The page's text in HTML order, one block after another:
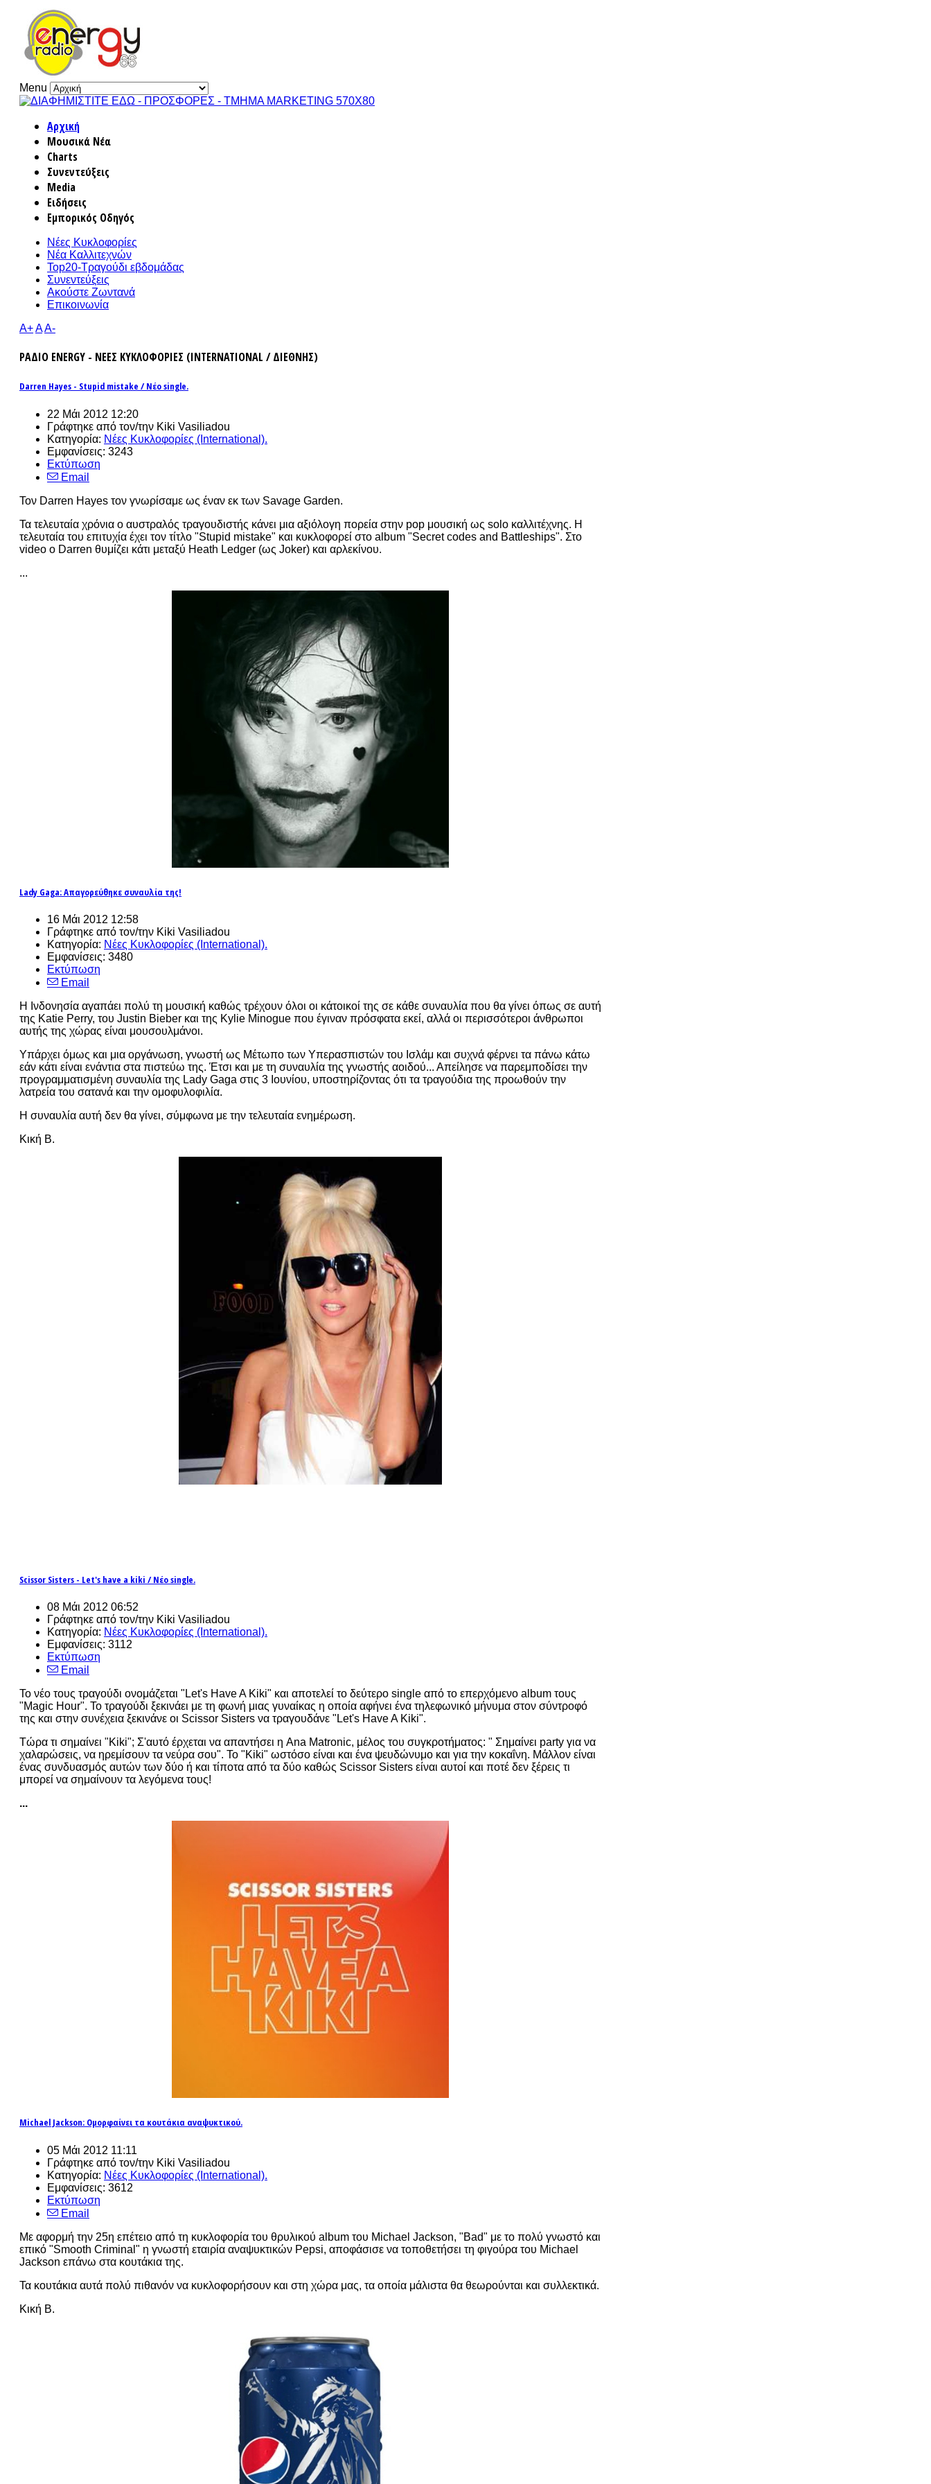
Menu
Αρχική
Μουσικά Νέα
Charts
Συνεντεύξεις
Media
Ειδήσεις
Εμπορικός Οδηγός
Νέες Κυκλοφορίες
Νέα Καλλιτεχνών
Top20-Τραγούδι εβδομάδας
Συνεντεύξεις
Ακούστε Ζωντανά
Επικοινωνία
A+AA-
ΡΑΔΙΟ ENERGY - ΝΕΕΣ ΚΥΚΛΟΦΟΡΙΕΣ (INTERNATIONAL / ΔΙΕΘΝΗΣ)
Darren Hayes - Stupid mistake / Νέο single.
22 Μάι 2012 12:20
Γράφτηκε από τον/την Kiki Vasiliadou
Κατηγορία: Νέες Κυκλοφορίες (International).
Εμφανίσεις: 3243
Εκτύπωση
Email
Τον Darren Hayes τον γνωρίσαμε ως έναν εκ των Savage Garden.
Τα τελευταία χρόνια ο αυστραλός τραγουδιστής κάνει μια αξιόλογη πορεία στην pop μουσική ως solo καλλιτέχνης. Η
τελευταία του επιτυχία έχει τον τίτλο "Stupid mistake" και κυκλοφορεί στο album "Secret codes and Battleships". Στο
video o Darren θυμίζει κάτι μεταξύ Heath Ledger (ως Joker) και αρλεκίνου.
...
Lady Gaga: Απαγορεύθηκε συναυλία της!
16 Μάι 2012 12:58
Γράφτηκε από τον/την Kiki Vasiliadou
Κατηγορία: Νέες Κυκλοφορίες (International).
Εμφανίσεις: 3480
Εκτύπωση
Email
Η Ινδονησία αγαπάει πολύ τη μουσική καθώς τρέχουν όλοι οι κάτοικοί της σε κάθε συναυλία που θα γίνει όπως σε αυτή
της Katie Perry, του Justin Bieber και της Kylie Minogue που έγιναν πρόσφατα εκεί, αλλά οι περισσότεροι άνθρωποι
αυτής της χώρας είναι μουσουλμάνοι.
Υπάρχει όμως και μια οργάνωση, γνωστή ως Μέτωπο των Υπερασπιστών του Ισλάμ και συχνά φέρνει τα πάνω κάτω
εάν κάτι είναι ενάντια στα πιστεύω της. Έτσι και με τη συναυλία της γνωστής αοιδού... Απείλησε να παρεμποδίσει την
προγραμματισμένη συναυλία της Lady Gaga στις 3 Ιουνίου, υποστηρίζοντας ότι τα τραγούδια της προωθούν την
λατρεία του σατανά και την ομοφυλοφιλία.
Η συναυλία αυτή δεν θα γίνει, σύμφωνα με την τελευταία ενημέρωση.
Κική Β.
Scissor Sisters - Let's have a kiki / Νέο single.
08 Μάι 2012 06:52
Γράφτηκε από τον/την Kiki Vasiliadou
Κατηγορία: Νέες Κυκλοφορίες (International).
Εμφανίσεις: 3112
Εκτύπωση
Email
Το νέο τους τραγούδι ονομάζεται "Let's Have A Kiki" και αποτελεί το δεύτερο single από το επερχόμενο album τους
"Magic Hour". Το τραγούδι ξεκινάει με τη φωνή μιας γυναίκας η οποία αφήνει ένα τηλεφωνικό μήνυμα στον σύντροφό
της και στην συνέχεια ξεκινάνε οι Scissor Sisters να τραγουδάνε "Let's Have A Kiki".
Τώρα τι σημαίνει "Kiki"; Σ'αυτό έρχεται να απαντήσει η Ana Matronic, μέλος του συγκροτήματος: " Σημαίνει party για να
χαλαρώσεις, να ηρεμίσουν τα νεύρα σου". Το "Kiki" ωστόσο είναι και ένα ψευδώνυμο και για την κοκαΐνη. Μάλλον είναι
ένας συνδυασμός αυτών των δύο ή και τίποτα από τα δύο καθώς Scissor Sisters είναι αυτοί και ποτέ δεν ξέρεις τι
μπορεί να σημαίνουν τα λεγόμενα τους!
...
Michael Jackson: Ομορφαίνει τα κουτάκια αναψυκτικού.
05 Μάι 2012 11:11
Γράφτηκε από τον/την Kiki Vasiliadou
Κατηγορία: Νέες Κυκλοφορίες (International).
Εμφανίσεις: 3612
Εκτύπωση
Email
Mε αφορμή την 25η επέτειο από τη κυκλοφορία του θρυλικού album του Michael Jackson, "Bad" με το πολύ γνωστό και
επικό "Smooth Criminal" η γνωστή εταιρία αναψυκτικών Pepsi, αποφάσισε να τοποθετήσει τη φιγούρα του Michael
Jackson επάνω στα κουτάκια της.
Τα κουτάκια αυτά πολύ πιθανόν να κυκλοφορήσουν και στη χώρα μας, τα οποία μάλιστα θα θεωρούνται και συλλεκτικά.
Κική Β.